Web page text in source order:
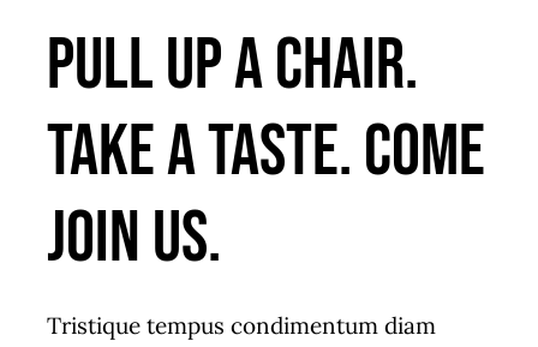
Pull up a chair.
Take a taste. Come
join us.
Tristique tempus condimentum diam